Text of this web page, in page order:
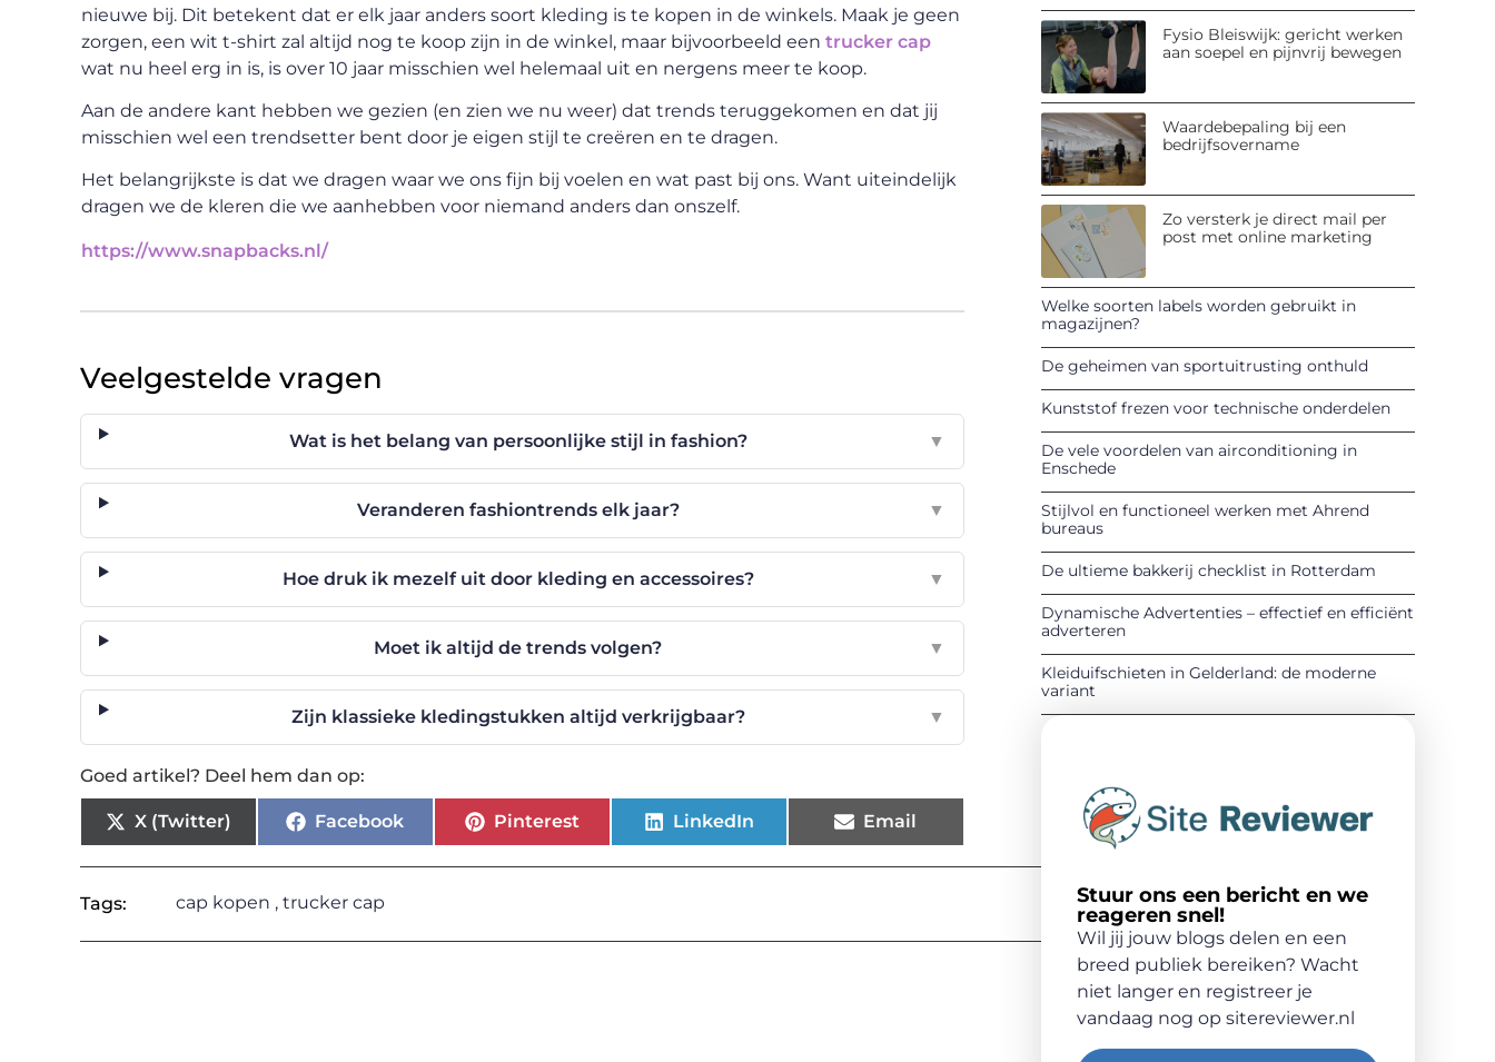
nieuwe bij. Dit betekent dat er elk jaar anders soort kleding is te kopen in de winkels. Maak je geen
zorgen, een wit t-shirt zal altijd nog te koop zijn in de winkel, maar bijvoorbeeld een trucker cap
wat nu heel erg in is, is over 10 jaar misschien wel helemaal uit en nergens meer te koop.
Aan de andere kant hebben we gezien (en zien we nu weer) dat trends teruggekomen en dat jij
misschien wel een trendsetter bent door je eigen stijl te creëren en te dragen.
Het belangrijkste is dat we dragen waar we ons fijn bij voelen en wat past bij ons. Want uiteindelijk
dragen we de kleren die we aanhebben voor niemand anders dan onszelf.
https://www.snapbacks.nl/
Veelgestelde vragen
Wat is het belang van persoonlijke stijl in fashion? ▼
Veranderen fashiontrends elk jaar? ▼
Hoe druk ik mezelf uit door kleding en accessoires? ▼
Moet ik altijd de trends volgen? ▼
Zijn klassieke kledingstukken altijd verkrijgbaar? ▼
Goed artikel? Deel hem dan op:
X (Twitter) Facebook Pinterest LinkedIn Email
Tags: cap kopen ,trucker cap
Fysio Bleiswijk: gericht werken
aan soepel en pijnvrij bewegen
Waardebepaling bij een
bedrijfsovername
Zo versterk je direct mail per
post met online marketing
Welke soorten labels worden gebruikt in
magazijnen?
De geheimen van sportuitrusting onthuld
Kunststof frezen voor technische onderdelen
De vele voordelen van airconditioning in
Enschede
Stijlvol en functioneel werken met Ahrend
bureaus
De ultieme bakkerij checklist in Rotterdam
Dynamische Advertenties – effectief en efficiënt
adverteren
Kleiduifschieten in Gelderland: de moderne
variant
Stuur ons een bericht en we
reageren snel!
Wil jij jouw blogs delen en een
breed publiek bereiken? Wacht
niet langer en registreer je
vandaag nog op sitereviewer.nl